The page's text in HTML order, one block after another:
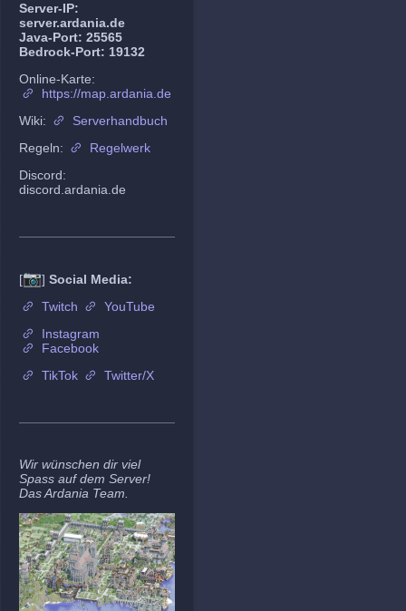
Server-IP:
server.ardania.de
Java-Port: 25565
Bedrock-Port: 19132
Online-Karte:
https://map.ardania.de
Wiki:
Serverhandbuch
Regeln:
Regelwerk
Discord:
discord.ardania.de
[📷] Social Media:
Twitch
YouTube
Instagram
Facebook
TikTok
Twitter/X
Wir wünschen dir viel
Spass auf dem Server!
Das Ardania Team.